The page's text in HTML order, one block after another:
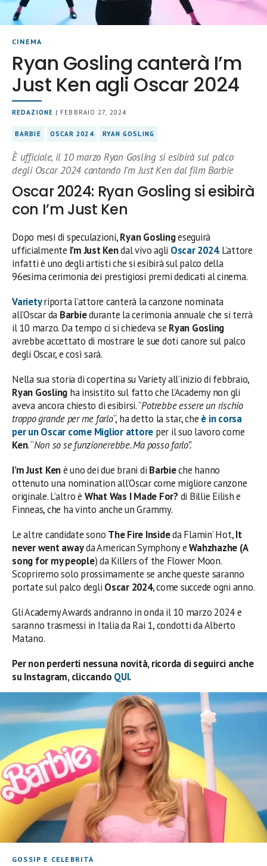
CINEMA
Ryan Gosling canterà I’m
Just Ken agli Oscar 2024
REDAZIONE | FEBBRAIO 27, 2024
BARBIE OSCAR 2024 RYAN GOSLING
È ufficiale, il 10 marzo Ryan Gosling si esibirà sul palco
degli Oscar 2024 cantando I’m Just Ken dal film Barbie
Oscar 2024: Ryan Gosling si esibirà
con I’m Just Ken
Dopo mesi di speculazioni,Ryan Goslingeseguirà
ufficialmente I’m Just Kendal vivo agli Oscar 2024. L’attore
infatti è uno degli artisti che si esibirà sul palco della
96esima cerimonia dei prestigiosi premi dedicati al cinema.
Varietyriporta l’attore canterà la canzone nominata
all’Oscar da Barbiedurante la cerimonia annuale che si terrà
il 10 marzo. Da tempo ci si chiedeva se Ryan Gosling
avrebbe accettato di mostrare le sue doti canore sul palco
degli Oscar, e così sarà.
Nella sua storia di copertina su Variety all’inizio di febbraio,
Ryan Gosling ha insistito sul fatto che l’Academy non gli
aveva ancora chiesto di esibirsi. “Potrebbe essere un rischio
troppo grande per me farlo“, ha detto la star, che è in corsa
per un Oscar come Miglior attore per il suo lavoro come
Ken. “Non so se funzionerebbe. Ma posso farlo”.
I’m Just Kenè uno dei due brani di Barbieche hanno
ottenuto una nomination all’Oscar come migliore canzone
originale. L’altro è What Was I Made For?di Billie Eilish e
Finneas, che ha vinto anche un Grammy.
Le altre candidate sono The Fire Insideda Flamin’ Hot,It
never went awayda American Symphony eWahzhazhe (A
song for my people) da Killers of the Flower Moon.
Scopriremo solo prossimamente se anche queste saranno
portate sul palco degli Oscar 2024, come succede ogni anno.
Gli Academy Awards andranno in onda il 10 marzo 2024 e
saranno trasmessi in Italia da Rai 1, condotti da Alberto
Matano.
Per non perderti nessuna novità, ricorda di seguirci anche
su Instagram, cliccando QUI.
GOSSIP E CELEBRITÀ